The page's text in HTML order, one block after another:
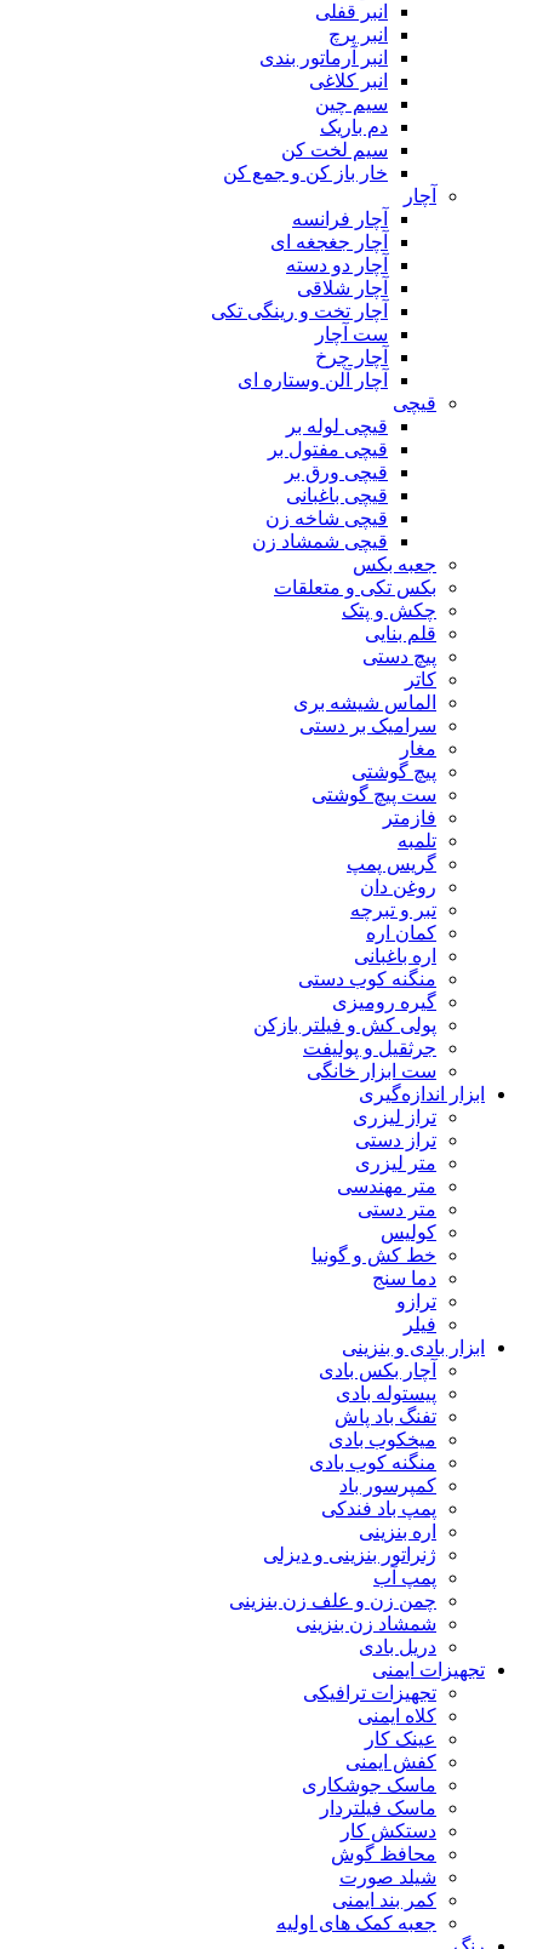
انبر قفلی
انبر پرچ
انبر آرماتور بندی
انبر کلاغی
سیم چین
دم باریک
سیم لخت کن
خار باز کن و جمع کن
آچار
آچار فرانسه
آچار جغجغه ای
آچار دو دسته
آچار شلاقی
آچار تخت و رینگی تکی
ست آچار
آچار چرخ
آچار آلن وستاره ای
قیچی
قیچی لوله بر
قیچی مفتول بر
قیچی ورق بر
قیچی باغبانی
قیچی شاخه زن
قیچی شمشاد زن
جعبه بکس
بکس تکی و متعلقات
چکش و پتک
قلم بنایی
پیچ دستی
کاتر
الماس شیشه بری
سرامیک بر دستی
مغار
پیچ گوشتی
ست پیچ گوشتی
فازمتر
تلمبه
گریس پمپ
روغن دان
تبر و تبرچه
کمان اره
اره باغبانی
منگنه کوب دستی
گیره رومیزی
پولی کش و فیلتر بازکن
جرثقیل و پولیفت
ست ابزار خانگی
ابزار اندازه‌گیری
تراز لیزری
تراز دستی
متر لیزری
متر مهندسی
متر دستی
کولیس
خط کش و گونیا
دما سنج
ترازو
فیلر
ابزار بادی و بنزینی
آچار بکس بادی
پیستوله بادی
تفنگ باد پاش
میخکوب بادی
منگنه کوب بادی
کمپرسور باد
پمپ باد فندکی
اره بنزینی
ژنراتور بنزینی و دیزلی
پمپ آب
چمن زن و علف زن بنزینی
شمشاد زن بنزینی
دریل بادی
تجهیزات ایمنی
تجهیزات ترافیکی
کلاه ایمنی
عینک کار
کفش ایمنی
ماسک جوشکاری
ماسک فیلتردار
دستکش کار
محافظ گوش
شیلد صورت
کمر بند ایمنی
جعبه کمک های اولیه